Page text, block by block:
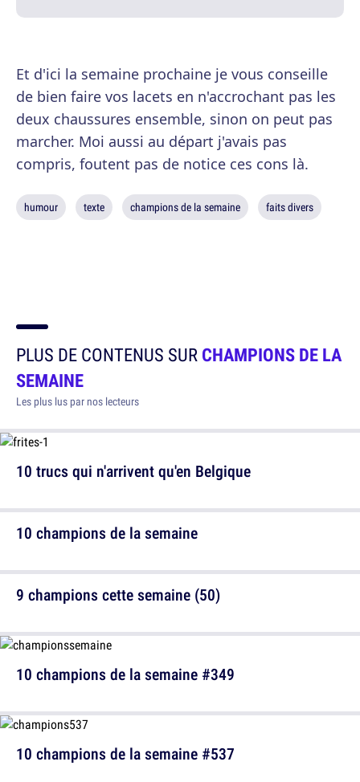
Et d'ici la semaine prochaine je vous conseille
de bien faire vos lacets en n'accrochant pas les
deux chaussures ensemble, sinon on peut pas
marcher. Moi aussi au départ j'avais pas
compris, foutent pas de notice ces cons là.
humour texte champions de la semaine faits divers
PLUS DE CONTENUS SURCHAMPIONS DE LA
SEMAINE
Les plus lus par nos lecteurs
10 trucs qui n'arrivent qu'en Belgique
9 champions cette semaine (50)
10 champions de la semaine #537
10 champions de la semaine
10 champions de la semaine #349